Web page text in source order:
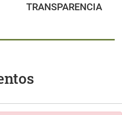
TRANSPARENCIA